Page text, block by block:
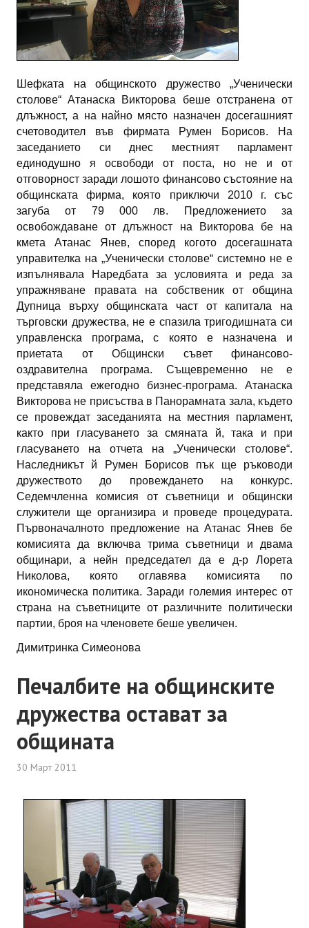
Шефката на общинското дружество „Ученически
столове“ Атанаска Викторова беше отстранена от
длъжност, а на найно място назначен досегашният
счетоводител във фирмата Румен Борисов. На
заседанието си днес местният парламент
единодушно я освободи от поста, но не и от
отговорност заради лошото финансово състояние на
общинската фирма, която приключи 2010 г. със
загуба от 79 000 лв. Предложението за
освобождаване от длъжност на Викторова бе на
кмета Атанас Янев, според когото досегашната
управителка на „Ученически столове“ системно не е
изпълнявала Наредбата за условията и реда за
упражняване правата на собственик от община
Дупница върху общинската част от капитала на
търговски дружества, не е спазила тригодишната си
управленска програма, с която е назначена и
приетата от Общински съвет финансово-
оздравителна програма. Същевременно не е
представяла ежегодно бизнес-програма. Атанаска
Викторова не присъства в Панорамната зала, където
се провеждат заседанията на местния парламент,
както при гласуването за смяната й, така и при
гласуването на отчета на „Ученически столове“.
Наследникът й Румен Борисов пък ще ръководи
дружеството до провеждането на конкурс.
Седемчленна комисия от съветници и общински
служители ще организира и проведе процедурата.
Първоначалното предложение на Атанас Янев бе
комисията да включва трима съветници и двама
общинари, а нейн председател да е д-р Лорета
Николова, която оглавява комисията по
икономическа политика. Заради големия интерес от
страна на съветниците от различните политически
партии, броя на членовете беше увеличен.
Димитринка Симеонова
Печалбите на общинските
дружества остават за
общината
30 Март 2011